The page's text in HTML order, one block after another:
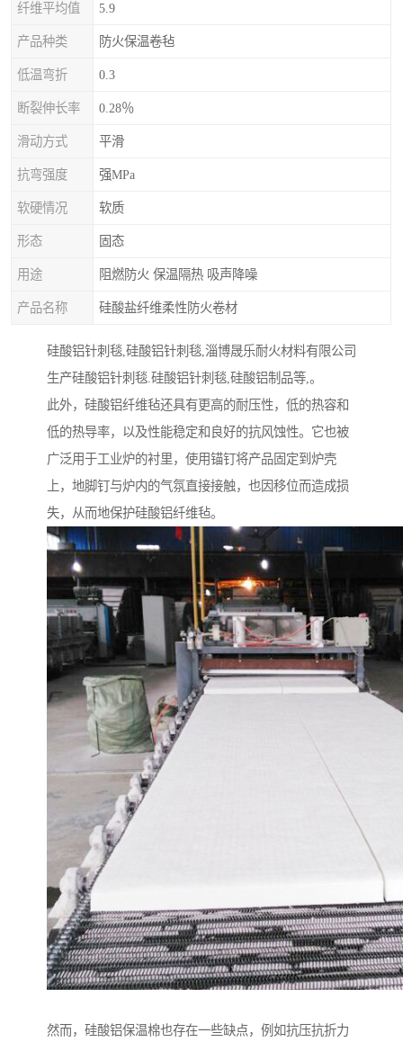
纤维平均值 5.9
产品种类 防火保温卷毡
低温弯折 0.3
断裂伸长率 0.28％
滑动方式 平滑
抗弯强度 强MPa
软硬情况 软质
形态 固态
用途 阻燃防火 保温隔热 吸声降噪
产品名称 硅酸盐纤维柔性防火卷材
硅酸铝针刺毯,硅酸铝针刺毯,淄博晟乐耐火材料有限公司
生产硅酸铝针刺毯.硅酸铝针刺毯,硅酸铝制品等,。
此外，硅酸铝纤维毡还具有更高的耐压性，低的热容和
低的热导率，以及性能稳定和良好的抗风蚀性。它也被
广泛用于工业炉的衬里，使用锚钉将产品固定到炉壳
上，地脚钉与炉内的气氛直接接触，也因移位而造成损
失，从而地保护硅酸铝纤维毡。
然而，硅酸铝保温棉也存在一些缺点，例如抗压抗折力